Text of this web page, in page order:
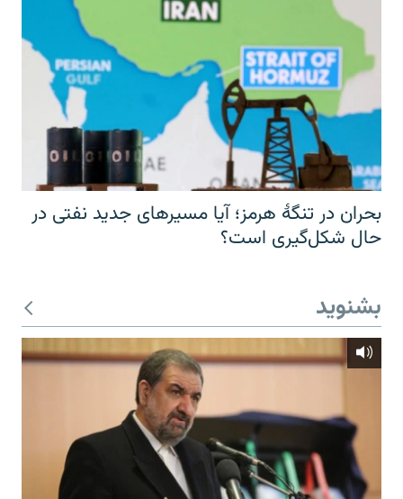
بحران در تنگهٔ هرمز؛ آیا مسیرهای جدید نفتی در
حال شکل‌گیری است؟
بشنوید